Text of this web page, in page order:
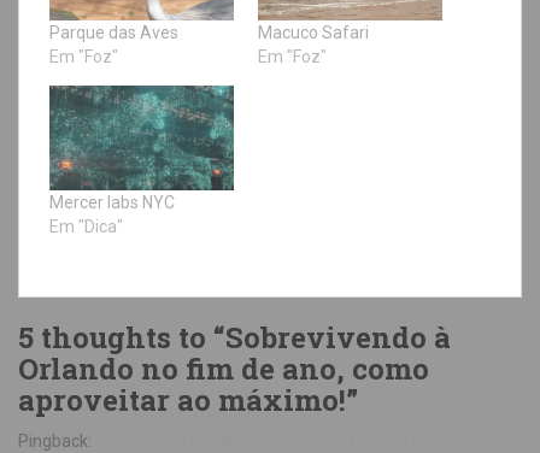
Parque das Aves
Em "Foz"
Macuco Safari
Em "Foz"
Mercer labs NYC
Em "Dica"
5 thoughts to “Sobrevivendo à
Orlando no fim de ano, como
aproveitar ao máximo!”
Pingback: